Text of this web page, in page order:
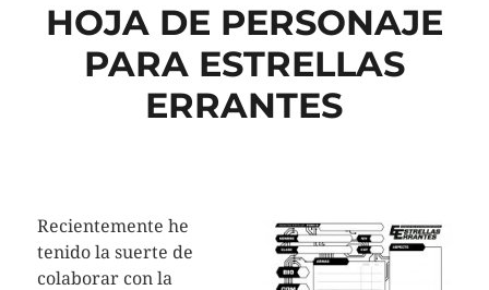
HOJA DE PERSONAJE
PARA ESTRELLAS
ERRANTES
Recientemente he
tenido la suerte de
colaborar con la